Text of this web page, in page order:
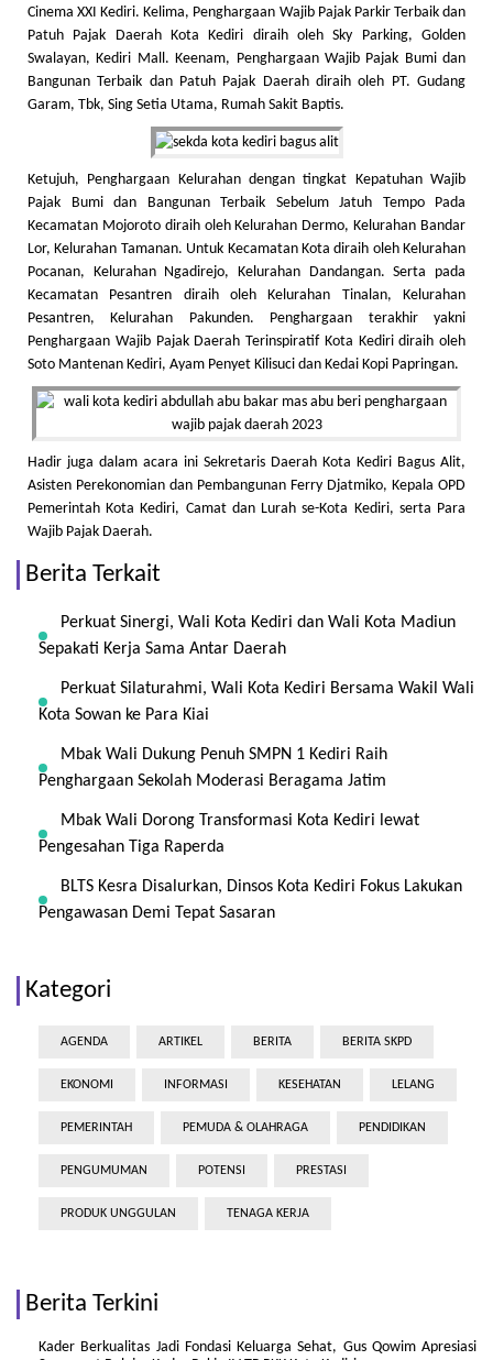
Cinema XXI Kediri. Kelima, Penghargaan Wajib Pajak Parkir Terbaik dan
Patuh Pajak Daerah Kota Kediri diraih oleh Sky Parking, Golden
Swalayan, Kediri Mall. Keenam, Penghargaan Wajib Pajak Bumi dan
Bangunan Terbaik dan Patuh Pajak Daerah diraih oleh PT. Gudang
Garam, Tbk, Sing Setia Utama, Rumah Sakit Baptis.
Ketujuh, Penghargaan Kelurahan dengan tingkat Kepatuhan Wajib
Pajak Bumi dan Bangunan Terbaik Sebelum Jatuh Tempo Pada
Kecamatan Mojoroto diraih oleh Kelurahan Dermo, Kelurahan Bandar
Lor, Kelurahan Tamanan. Untuk Kecamatan Kota diraih oleh Kelurahan
Pocanan, Kelurahan Ngadirejo, Kelurahan Dandangan. Serta pada
Kecamatan Pesantren diraih oleh Kelurahan Tinalan, Kelurahan
Pesantren, Kelurahan Pakunden. Penghargaan terakhir yakni
Penghargaan Wajib Pajak Daerah Terinspiratif Kota Kediri diraih oleh
Soto Mantenan Kediri, Ayam Penyet Kilisuci dan Kedai Kopi Papringan.
Hadir juga dalam acara ini Sekretaris Daerah Kota Kediri Bagus Alit,
Asisten Perekonomian dan Pembangunan Ferry Djatmiko, Kepala OPD
Pemerintah Kota Kediri, Camat dan Lurah se-Kota Kediri, serta Para
Wajib Pajak Daerah.
Berita Terkait
Perkuat Sinergi, Wali Kota Kediri dan Wali Kota Madiun
Sepakati Kerja Sama Antar Daerah
Perkuat Silaturahmi, Wali Kota Kediri Bersama Wakil Wali
Kota Sowan ke Para Kiai
Mbak Wali Dukung Penuh SMPN 1 Kediri Raih
Penghargaan Sekolah Moderasi Beragama Jatim
Mbak Wali Dorong Transformasi Kota Kediri lewat
Pengesahan Tiga Raperda
BLTS Kesra Disalurkan, Dinsos Kota Kediri Fokus Lakukan
Pengawasan Demi Tepat Sasaran
Kategori
AGENDA ARTIKEL BERITA BERITA SKPD
EKONOMI INFORMASI KESEHATAN LELANG
PEMERINTAH PEMUDA & OLAHRAGA PENDIDIKAN
PENGUMUMAN POTENSI PRESTASI
PRODUK UNGGULAN TENAGA KERJA
Berita Terkini
Kader Berkualitas Jadi Fondasi Keluarga Sehat, Gus Qowim Apresiasi